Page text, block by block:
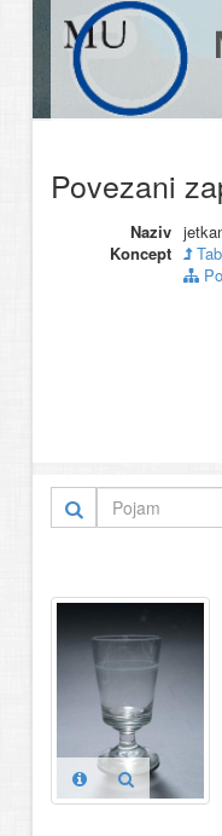
Povezani
Naziv
Koncept